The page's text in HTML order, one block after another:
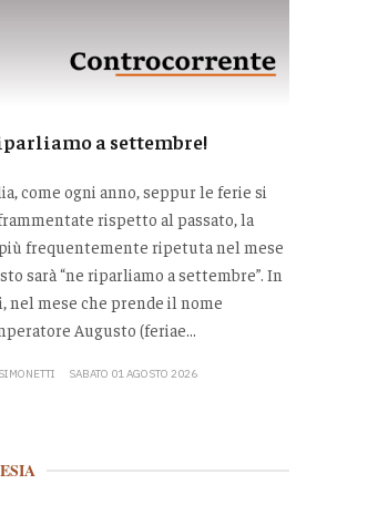
a settembre!
come ogni anno, seppur le ferie si
rispetto al passato, la
frequentemente ripetuta nel mese
sarà “ne riparliamo a settembre”. In
nel mese che prende il nome
Augusto (feriae...
SABATO 01 AGOSTO 2026